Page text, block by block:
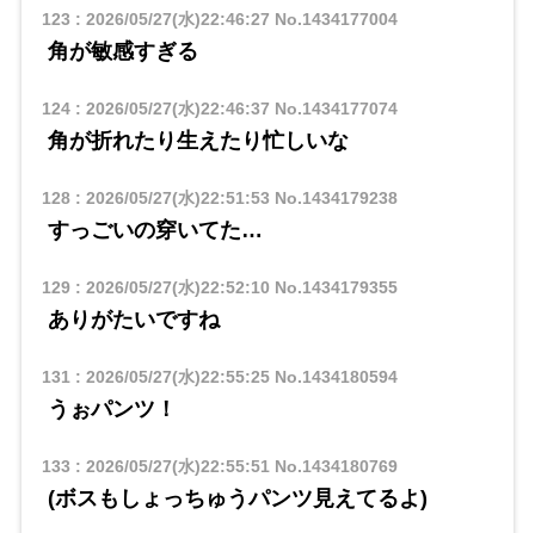
123 : 2026/05/27(水)22:46:27 No.1434177004
角が敏感すぎる
124: 2026/05/27(水)22:46:37 No.1434177074
角が折れたり生えたり忙しいな
128: 2026/05/27(水)22:51:53 No.1434179238
すっごいの穿いてた…
129: 2026/05/27(水)22:52:10 No.1434179355
ありがたいですね
131 : 2026/05/27(水)22:55:25No.1434180594
うぉパンツ！
133 : 2026/05/27(水)22:55:51 No.1434180769
(ボスもしょっちゅうパンツ見えてるよ)